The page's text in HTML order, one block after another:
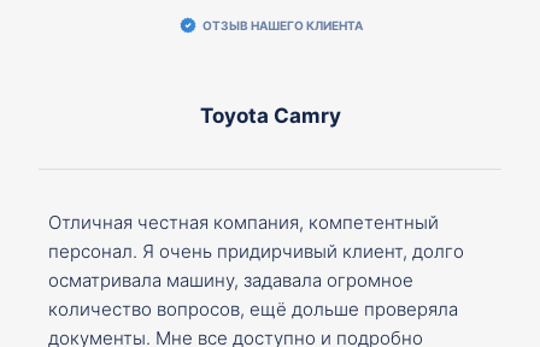
ОТЗЫВ НАШЕГО КЛИЕНТА
Toyota Camry
Отличная честная компания, компетентный
персонал. Я очень придирчивый клиент, долго
осматривала машину, задавала огромное
количество вопросов, ещё дольше проверяла
документы. Мне все доступно и подробно